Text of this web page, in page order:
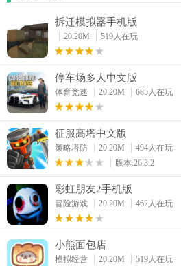
拆迁模拟器手机版
20.20M
519人在玩
停车场多人中文版
体育竞速 20.20M
685人在玩
征服高塔中文版
策略塔防 20.20M
494人在玩
版本:26.3.2
彩虹朋友2手机版
冒险游戏 20.20M
462人在玩
小熊面包店
模拟经营 20.20M 519人在玩